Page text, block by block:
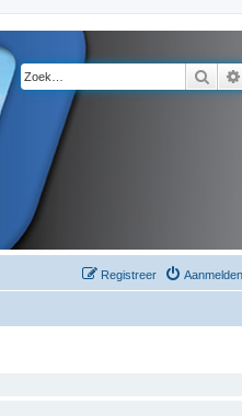
Zoek
Aanmelden
Registreer